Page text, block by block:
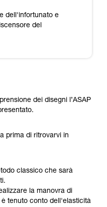
dell'infortunato e
del
dei disegni l’ASAP
prima di ritrovarvi in
classico che sarà
la manovra di
tenuto conto dell'elasticità